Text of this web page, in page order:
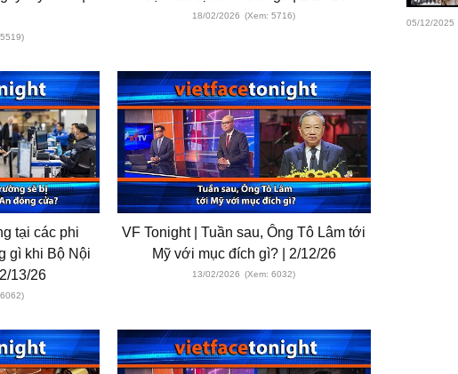
18/02/2026 (Xem: 5716)
tại các phi
gì khi Bộ Nội
13/26
VF Tonight | Tuần sau, Ông Tô Lâm tới
Mỹ với mục đích gì? | 2/12/26
13/02/2026 (Xem: 6032)
05/12/2025